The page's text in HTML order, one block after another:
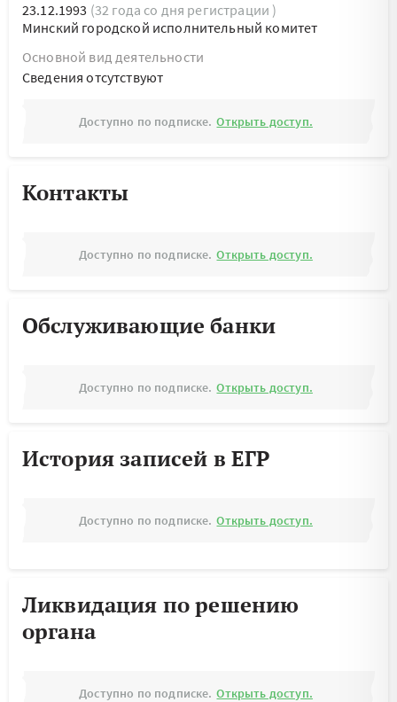
23.12.1993 (32 года со дня регистрации )
Минский городской исполнительный комитет
Основной вид деятельности
Cведения отсутствуют
Доступно по подписке. Открыть доступ.
Контакты
Доступно по подписке. Открыть доступ.
Обслуживающие банки
Доступно по подписке. Открыть доступ.
История записей в ЕГР
Доступно по подписке. Открыть доступ.
Ликвидация по решению
органа
Доступно по подписке. Открыть доступ.